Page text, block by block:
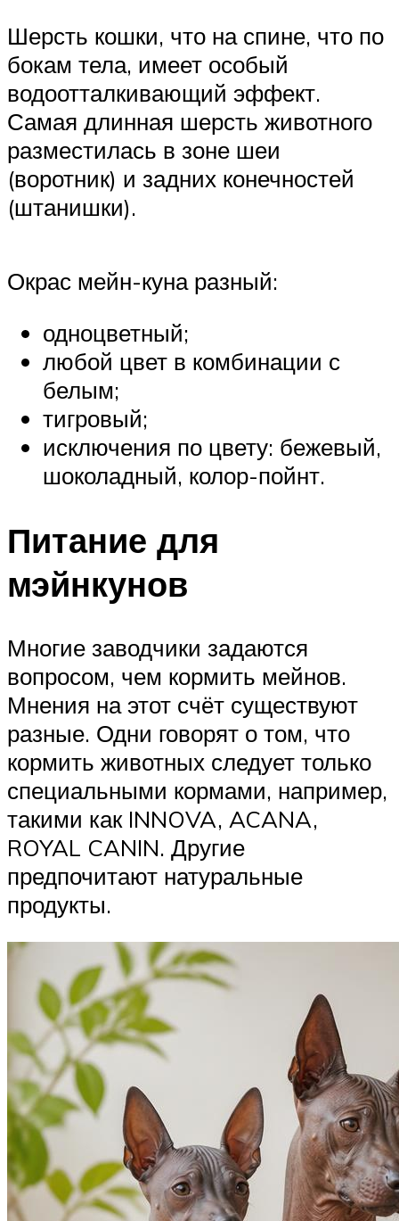
Шерсть кошки, что на спине, что по
бокам тела, имеет особый
водоотталкивающий эффект.
Самая длинная шерсть животного
разместилась в зоне шеи
(воротник) и задних конечностей
(штанишки).
Окрас мейн-куна разный:
одноцветный;
любой цвет в комбинации с
белым;
тигровый;
исключения по цвету: бежевый,
шоколадный, колор-пойнт.
Питание для
мэйнкунов
Многие заводчики задаются
вопросом, чем кормить мейнов.
Мнения на этот счёт существуют
разные. Одни говорят о том, что
кормить животных следует только
специальными кормами, например,
такими как INNOVA, ACANA,
ROYAL CANIN. Другие
предпочитают натуральные
продукты.